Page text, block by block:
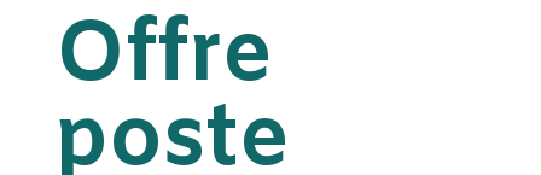
Offre
poste